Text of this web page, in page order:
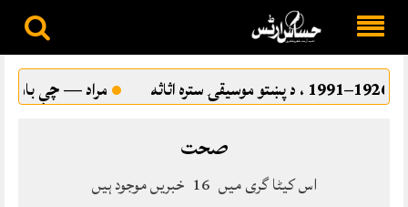
to
content
مراد — چې بامراد نه شو ترقي پسند ادب
صحت
اس کیٹا گری میں 16 خبریں موجود ہیں